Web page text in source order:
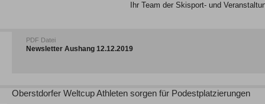
Ihr Team der Skisport- und
PDF Datei
Newsletter Aushang 12.12.2019
Oberstdorfer Weltcup Athleten sorgen für Podestplatzierungen